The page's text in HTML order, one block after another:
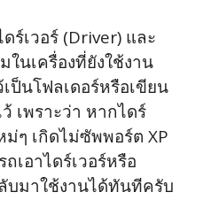
ร์เวอร์ (Driver) และ
ในเครื่องที่ยังใช้งาน
ป็นโฟลเดอร์หรือเขียน
เพราะว่า หากไดร์
ม่ๆ เกิดไม่ซัพพอร์ต XP
อาไดร์เวอร์หรือ
บมาใช้งานได้ทันทีครับ